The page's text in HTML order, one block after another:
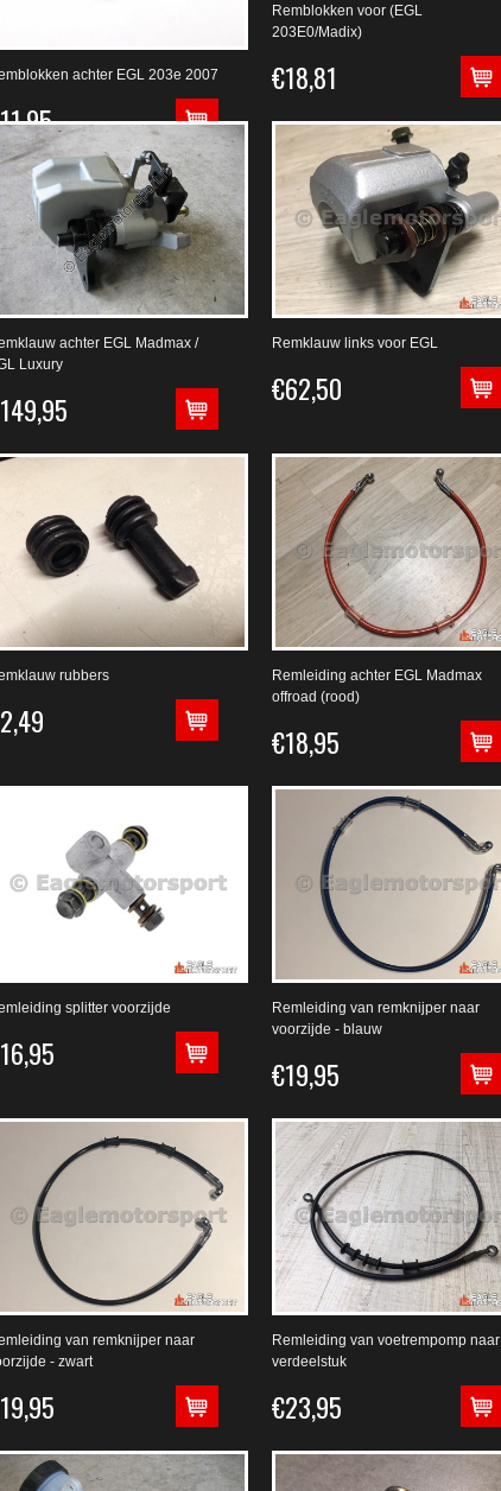
achter EGL 203e 2007
Remblokken voor (EGL
203E0/Madix)
€18,81
achter EGL Madmax /
Luxury
Remklauw links voor EGL
€62,50
rubbers
Remleiding achter EGL Madmax
offroad (rood)
€18,95
splitter voorzijde
Remleiding van remknijper naar
voorzijde - blauw
€19,95
van remknijper naar
- zwart
Remleiding van voetrempomp naar
verdeelstuk
€23,95